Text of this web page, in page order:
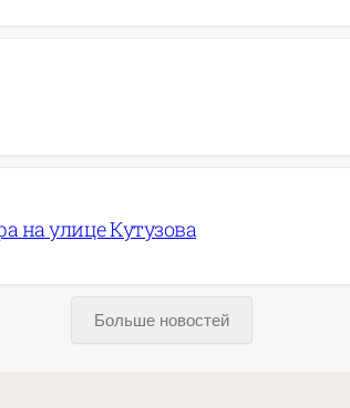
на улице Кутузова
Больше новостей